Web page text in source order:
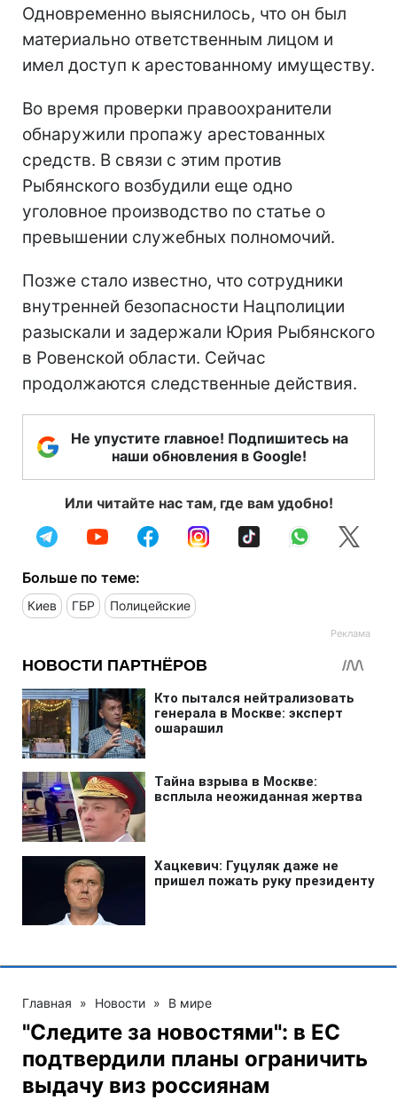
Одновременно выяснилось, что он был
материально ответственным лицом и
имел доступ к арестованному имуществу.
Во время проверки правоохранители
обнаружили пропажу арестованных
средств. В связи с этим против
Рыбянского возбудили еще одно
уголовное производство по статье о
превышении служебных полномочий.
Позже стало известно, что сотрудники
внутренней безопасности Нацполиции
разыскали и задержали Юрия Рыбянского
в Ровенской области. Сейчас
продолжаются следственные действия.
Не упустите главное! Подпишитесь на
наши обновления в Google!
Или читайте нас там, где вам удобно!
Больше по теме:
Киев ГБР Полицейские
Главная » Новости » В мире
"Следите за новостями": в ЕС
подтвердили планы ограничить
выдачу виз россиянам